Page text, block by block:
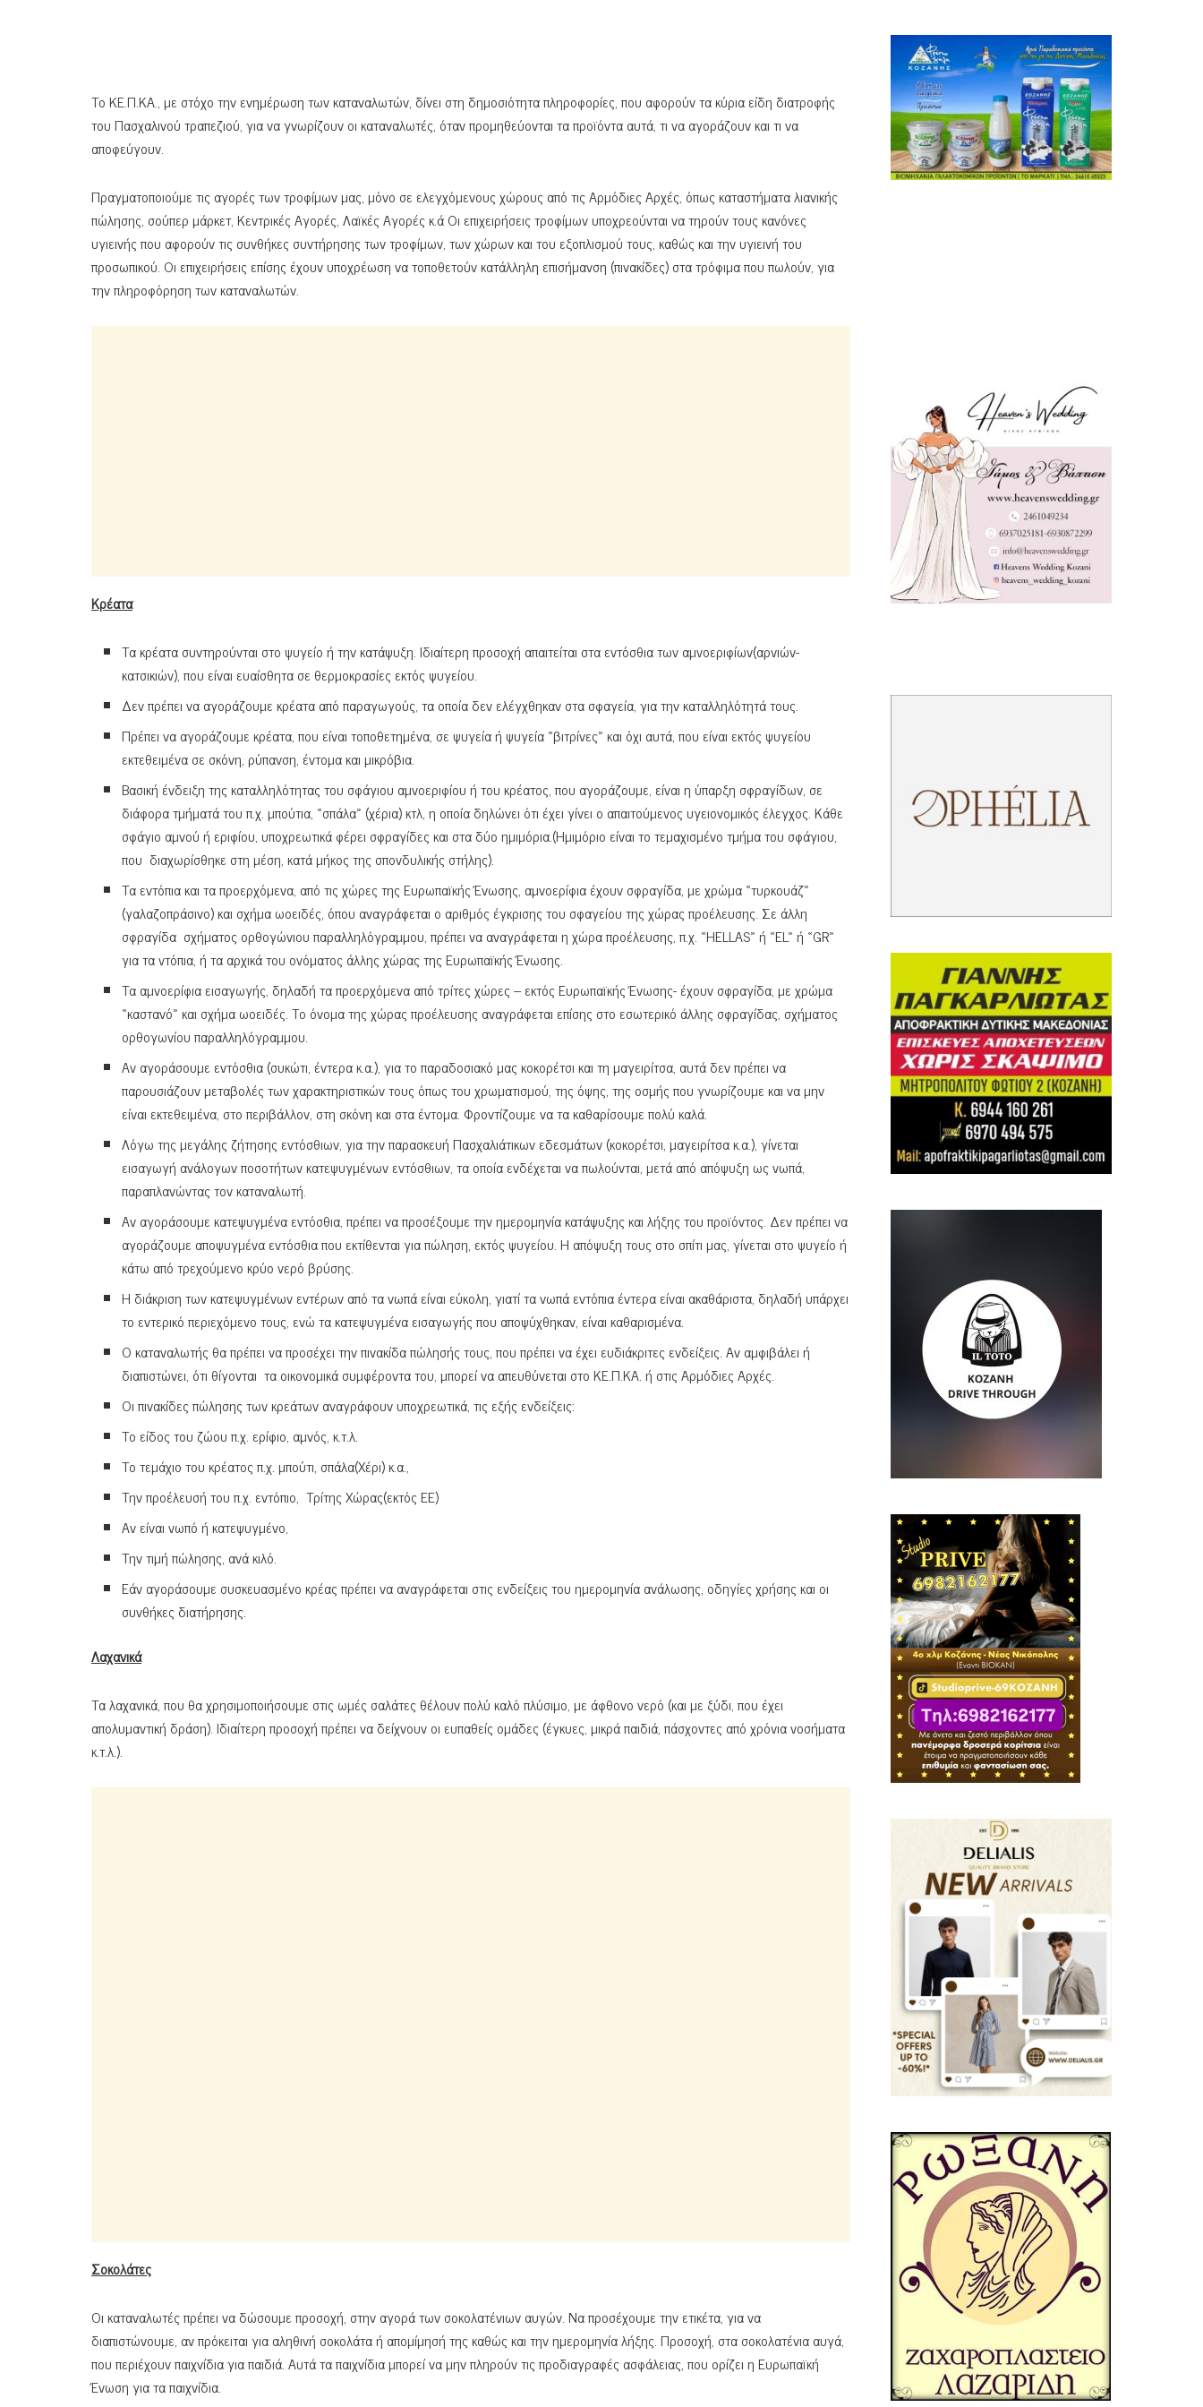
Το ΚΕ.Π.ΚΑ., με στόχο την ενημέρωση των καταναλωτών, δίνει στη δημοσιότητα πληροφορίες, που αφορούν τα κύρια είδη διατροφής
του Πασχαλινού τραπεζιού, για να γνωρίζουν οι καταναλωτές, όταν προμηθεύονται τα προϊόντα αυτά, τι να αγοράζουν και τι να
αποφεύγουν.
Πραγματοποιούμε τις αγορές των τροφίμων μας, μόνο σε ελεγχόμενους χώρους από τις Αρμόδιες Αρχές, όπως καταστήματα λιανικής
πώλησης, σούπερ μάρκετ, Κεντρικές Αγορές, Λαϊκές Αγορές κ.ά Οι επιχειρήσεις τροφίμων υποχρεούνται να τηρούν τους κανόνες
υγιεινής που αφορούν τις συνθήκες συντήρησης των τροφίμων, των χώρων και του εξοπλισμού τους, καθώς και την υγιεινή του
προσωπικού. Οι επιχειρήσεις επίσης έχουν υποχρέωση να τοποθετούν κατάλληλη επισήμανση (πινακίδες) στα τρόφιμα που πωλούν, για
την πληροφόρηση των καταναλωτών.
Κρέατα
Τα κρέατα συντηρούνται στο ψυγείο ή την κατάψυξη. Ιδιαίτερη προσοχή απαιτείται στα εντόσθια των αμνοεριφίων(αρνιών-
κατσικιών), που είναι ευαίσθητα σε θερμοκρασίες εκτός ψυγείου.
Δεν πρέπει να αγοράζουμε κρέατα από παραγωγούς, τα οποία δεν ελέγχθηκαν στα σφαγεία, για την καταλληλότητά τους.
Πρέπει να αγοράζουμε κρέατα, που είναι τοποθετημένα, σε ψυγεία ή ψυγεία «βιτρίνες» και όχι αυτά, που είναι εκτός ψυγείου
εκτεθειμένα σε σκόνη, ρύπανση, έντομα και μικρόβια.
Βασική ένδειξη της καταλληλότητας του σφάγιου αμνοεριφίου ή του κρέατος, που αγοράζουμε, είναι η ύπαρξη σφραγίδων, σε
διάφορα τμήματά του π.χ. μπούτια, «σπάλα» (χέρια) κτλ, η οποία δηλώνει ότι έχει γίνει ο απαιτούμενος υγειονομικός έλεγχος. Κάθε
σφάγιο αμνού ή εριφίου, υποχρεωτικά φέρει σφραγίδες και στα δύο ημιμόρια.(Ημιμόριο είναι το τεμαχισμένο τμήμα του σφάγιου,
που διαχωρίσθηκε στη μέση, κατά μήκος της σπονδυλικής στήλης).
Τα εντόπια και τα προερχόμενα, από τις χώρες της Ευρωπαϊκής Ένωσης, αμνοερίφια έχουν σφραγίδα, με χρώμα «τυρκουάζ»
(γαλαζοπράσινο) και σχήμα ωοειδές, όπου αναγράφεται ο αριθμός έγκρισης του σφαγείου της χώρας προέλευσης. Σε άλλη
σφραγίδα σχήματος ορθογώνιου παραλληλόγραμμου, πρέπει να αναγράφεται η χώρα προέλευσης, π.χ. «HELLAS» ή «EL» ή «GR»
για τα ντόπια, ή τα αρχικά του ονόματος άλλης χώρας της Ευρωπαϊκής Ένωσης.
Τα αμνοερίφια εισαγωγής, δηλαδή τα προερχόμενα από τρίτες χώρες – εκτός Ευρωπαϊκής Ένωσης- έχουν σφραγίδα, με χρώμα
«καστανό» και σχήμα ωοειδές. Το όνομα της χώρας προέλευσης αναγράφεται επίσης στο εσωτερικό άλλης σφραγίδας, σχήματος
ορθογωνίου παραλληλόγραμμου.
Αν αγοράσουμε εντόσθια (συκώτι, έντερα κ.α.), για το παραδοσιακό μας κοκορέτσι και τη μαγειρίτσα, αυτά δεν πρέπει να
παρουσιάζουν μεταβολές των χαρακτηριστικών τους όπως του χρωματισμού, της όψης, της οσμής που γνωρίζουμε και να μην
είναι εκτεθειμένα, στο περιβάλλον, στη σκόνη και στα έντομα. Φροντίζουμε να τα καθαρίσουμε πολύ καλά.
Λόγω της μεγάλης ζήτησης εντόσθιων, για την παρασκευή Πασχαλιάτικων εδεσμάτων (κοκορέτσι, μαγειρίτσα κ.α.), γίνεται
εισαγωγή ανάλογων ποσοτήτων κατεψυγμένων εντόσθιων, τα οποία ενδέχεται να πωλούνται, μετά από απόψυξη ως νωπά,
παραπλανώντας τον καταναλωτή.
Αν αγοράσουμε κατεψυγμένα εντόσθια, πρέπει να προσέξουμε την ημερομηνία κατάψυξης και λήξης του προϊόντος. Δεν πρέπει να
αγοράζουμε αποψυγμένα εντόσθια που εκτίθενται για πώληση, εκτός ψυγείου. Η απόψυξη τους στο σπίτι μας, γίνεται στο ψυγείο ή
κάτω από τρεχούμενο κρύο νερό βρύσης.
Η διάκριση των κατεψυγμένων εντέρων από τα νωπά είναι εύκολη, γιατί τα νωπά εντόπια έντερα είναι ακαθάριστα, δηλαδή υπάρχει
το εντερικό περιεχόμενο τους, ενώ τα κατεψυγμένα εισαγωγής που αποψύχθηκαν, είναι καθαρισμένα.
Ο καταναλωτής θα πρέπει να προσέχει την πινακίδα πώλησής τους, που πρέπει να έχει ευδιάκριτες ενδείξεις. Αν αμφιβάλει ή
διαπιστώνει, ότι θίγονται τα οικονομικά συμφέροντα του, μπορεί να απευθύνεται στο ΚΕ.Π.ΚΑ. ή στις Αρμόδιες Αρχές.
Οι πινακίδες πώλησης των κρεάτων αναγράφουν υποχρεωτικά, τις εξής ενδείξεις:
Το είδος του ζώου π.χ. ερίφιο, αμνός, κ.τ.λ.
Το τεμάχιο του κρέατος π.χ. μπούτι, σπάλα(Χέρι) κ.α.,
Την προέλευσή του π.χ. εντόπιο, Τρίτης Χώρας(εκτός ΕΕ)
Αν είναι νωπό ή κατεψυγμένο,
Την τιμή πώλησης, ανά κιλό.
Εάν αγοράσουμε συσκευασμένο κρέας πρέπει να αναγράφεται στις ενδείξεις του ημερομηνία ανάλωσης, οδηγίες χρήσης και οι
συνθήκες διατήρησης.
Λαχανικά
Τα λαχανικά, που θα χρησιμοποιήσουμε στις ωμές σαλάτες θέλουν πολύ καλό πλύσιμο, με άφθονο νερό (και με ξύδι, που έχει
απολυμαντική δράση). Ιδιαίτερη προσοχή πρέπει να δείχνουν οι ευπαθείς ομάδες (έγκυες, μικρά παιδιά, πάσχοντες από χρόνια νοσήματα
κ.τ.λ.).
Σοκολάτες
Οι καταναλωτές πρέπει να δώσουμε προσοχή, στην αγορά των σοκολατένιων αυγών. Να προσέχουμε την ετικέτα, για να
διαπιστώνουμε, αν πρόκειται για αληθινή σοκολάτα ή απομίμησή της καθώς και την ημερομηνία λήξης. Προσοχή, στα σοκολατένια αυγά,
που περιέχουν παιχνίδια για παιδιά. Αυτά τα παιχνίδια μπορεί να μην πληρούν τις προδιαγραφές ασφάλειας, που ορίζει η Ευρωπαϊκή
Ένωση για τα παιχνίδια.